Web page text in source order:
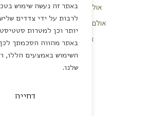
לרבות על ידי צדדים
יותר וכן למטרות
באתר מהווה הסכמתך
השימוש באמצעים הללו,
שלנו.
דחייה
אולם תצוגה הרצליה – 03-7581111
אולם תצוגה ראשון לציון – 03-7581111
אימייל - service@ellita.co.il